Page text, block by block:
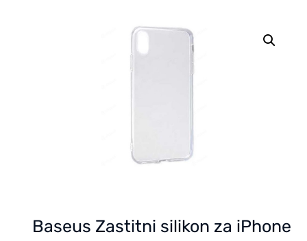
Baseus Zastitni silikon za iPhone